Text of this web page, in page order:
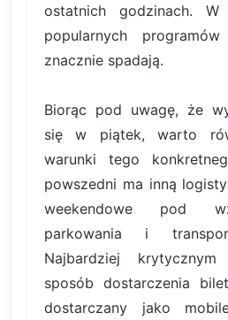
ostatnich godzinach. W
popularnych
znacznie spadają.
Biorąc pod uwagę, że
się w piątek, warto
warunki tego
powszedni ma inną
weekendowe pod
parkowania i
Najbardziej
sposób dostarczenia
dostarczany jako